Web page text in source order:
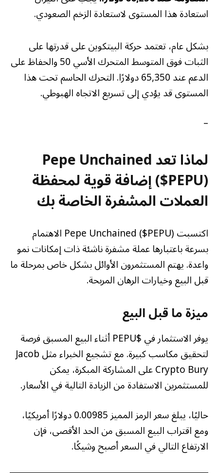
استعادة هذا المستوى لاستعادة الزخم الصعودي.
بشكل عام، تعتمد حركة البيتكوين على قدرتها على
الثبات فوق المتوسط ​​المتحرك الأسي 50 والحفاظ على
الدعم عند 65,350 دولارًا. التحرك الحاسم تحت هذا
المستوى قد يؤدي إلى تسريع الاتجاه الهبوطي.
–
لماذا تعد Pepe Unchained
($PEPU) إضافة قوية لمحفظة
العملات المشفرة الخاصة بك
اكتسبت Pepe Unchained ($PEPU) الاهتمام
بسرعة باعتبارها عملة مشفرة ناشئة ذات إمكانات نمو
واعدة. يهتم المستثمرون الأوائل بشكل خاص بمرحلة ما
قبل البيع وخيارات الرهان المربحة.
ميزة ما قبل البيع
يوفر الاستثمار في $PEPU أثناء البيع المسبق فرصة
لتحقيق مكاسب كبيرة. مع تشجيع الخبراء مثل Jacob
Crypto Bury على المشاركة المبكرة، يمكن
للمستثمرين الاستفادة من الزيادة التالية في الأسعار.
حاليًا، يبلغ سعر الرمز المميز 0.00985 دولارًا أمريكيًا،
ومع اقتراب البيع المسبق من الحد الأقصى، فإن
الارتفاع التالي في السعر أصبح وشيكًا.